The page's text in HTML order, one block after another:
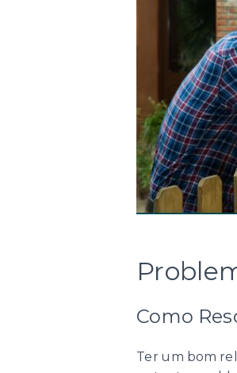
Como
Ter um bom